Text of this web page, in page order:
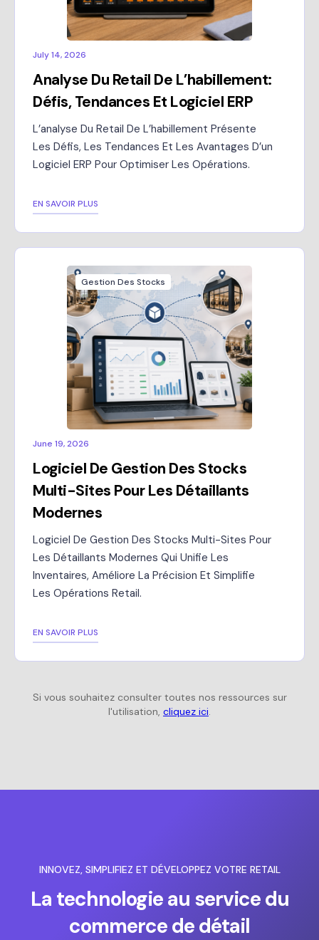
July 14, 2026
Analyse Du Retail De L’habillement:
Défis, Tendances Et Logiciel ERP
L’analyse Du Retail De L’habillement Présente
Les Défis, Les Tendances Et Les Avantages D’un
Logiciel ERP Pour Optimiser Les Opérations.
EN SAVOIR PLUS
Gestion Des Stocks
June 19, 2026
Logiciel De Gestion Des Stocks
Multi-Sites Pour Les Détaillants
Modernes
Logiciel De Gestion Des Stocks Multi-Sites Pour
Les Détaillants Modernes Qui Unifie Les
Inventaires, Améliore La Précision Et Simplifie
Les Opérations Retail.
EN SAVOIR PLUS
Si vous souhaitez consulter toutes nos ressources sur
l'utilisation, cliquez ici.
INNOVEZ, SIMPLIFIEZ ET DÉVELOPPEZ VOTRE RETAIL
La technologie au service du
commerce de détail